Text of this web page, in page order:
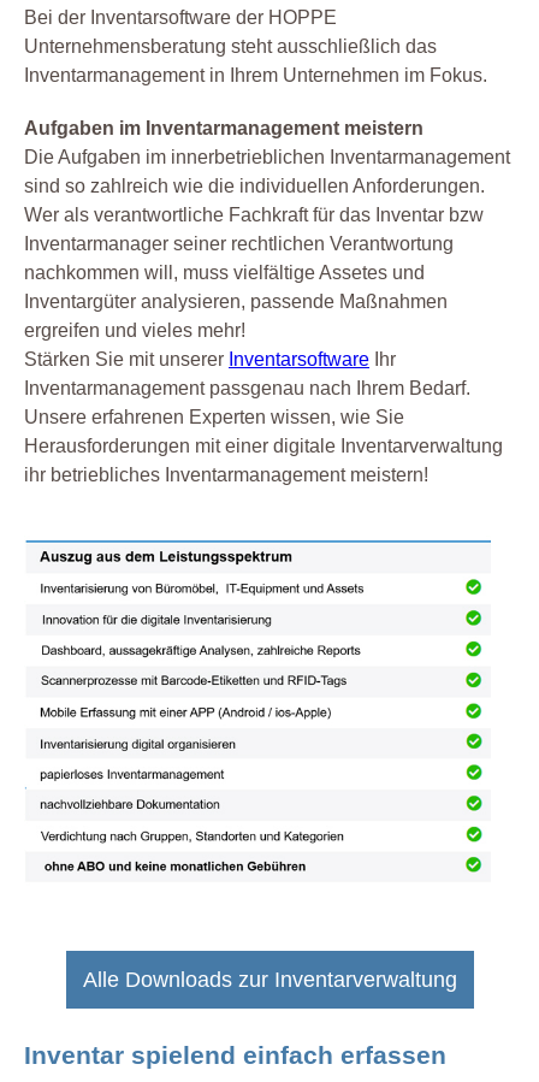
Bei der Inventarsoftware der HOPPE
Unternehmensberatung steht ausschließlich das
Inventarmanagement in Ihrem Unternehmen im Fokus.
Aufgaben im Inventarmanagement meistern
Die Aufgaben im innerbetrieblichen Inventarmanagement
sind so zahlreich wie die individuellen Anforderungen.
Wer als verantwortliche Fachkraft für das Inventar bzw
Inventarmanager seiner rechtlichen Verantwortung
nachkommen will, muss vielfältige Assetes und
Inventargüter analysieren, passende Maßnahmen
ergreifen und vieles mehr!
Stärken Sie mit unserer Inventarsoftware Ihr
Inventarmanagement passgenau nach Ihrem Bedarf.
Unsere erfahrenen Experten wissen, wie Sie
Herausforderungen mit einer digitale Inventarverwaltung
ihr betriebliches Inventarmanagement meistern!
Alle Downloads zur Inventarverwaltung
Inventar spielend einfach erfassen